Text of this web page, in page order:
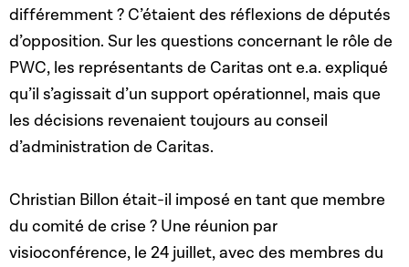
différemment ? C’étaient des réflexions de députés
d’opposition. Sur les questions concernant le rôle de
PWC, les représentants de Caritas ont e.a. expliqué
qu’il s’agissait d’un support opérationnel, mais que
les décisions revenaient toujours au conseil
d’administration de Caritas.
Christian Billon était-il imposé en tant que membre
du comité de crise ? Une réunion par
visioconférence, le 24 juillet, avec des membres du